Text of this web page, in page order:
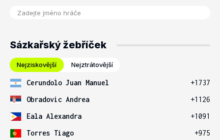
Sázkařský žebříček
Nejziskovější Nejztrátovější
Cerundolo Juan Manuel
+1737
Obradovic Andrea
+1126
Eala Alexandra
+1091
Torres Tiago
+975